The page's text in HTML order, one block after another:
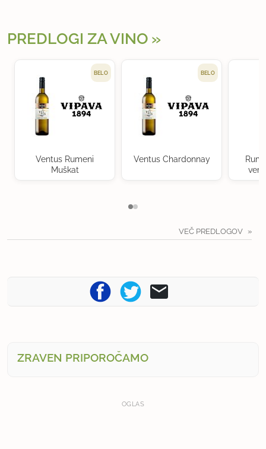
PREDLOGI ZA VINO
BELO
Ventus Rumeni
Muškat
BELO
Ventus Chardonnay
VEČ PREDLOGOV
ZRAVEN PRIPOROČAMO
OGLAS